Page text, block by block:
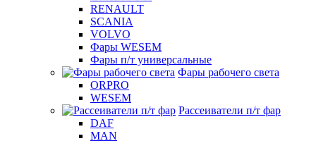
RENAULT
SCANIA
VOLVO
Фары WESEM
Фары п/т универсальные
Фары рабочего света
ORPRO
WESEM
Рассеиватели п/т фар
DAF
MAN